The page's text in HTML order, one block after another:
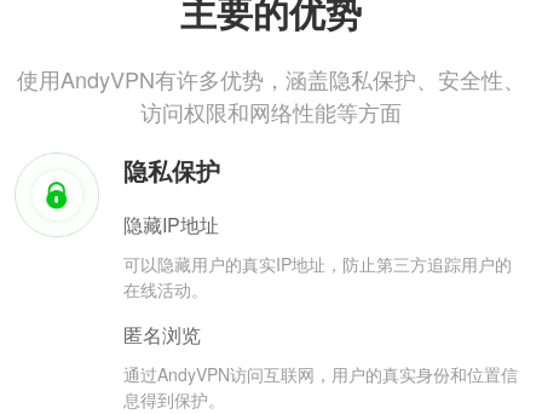
主要的优势
使用AndyVPN有许多优势，涵盖隐私保护、安全性、
访问权限和网络性能等方面
隐私保护
隐藏IP地址
可以隐藏用户的真实IP地址，防止第三方追踪用户的
在线活动。
匿名浏览
通过AndyVPN访问互联网，用户的真实身份和位置信
息得到保护。